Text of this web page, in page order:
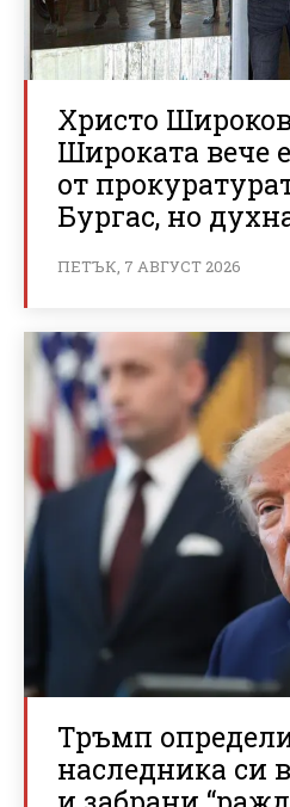
Христо
Широката вече
от
Бургас, но
ПЕТЪК, 7 АВГУСТ 2026
Тръмп
наследника си